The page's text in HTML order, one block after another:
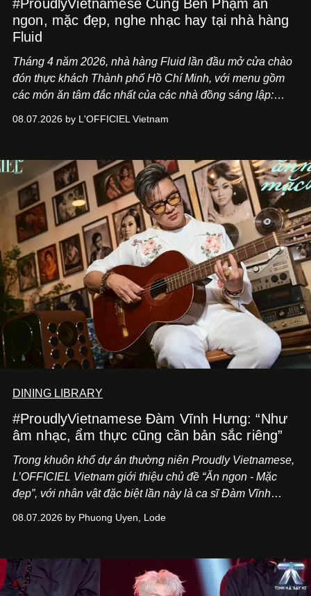
#ProudlyVietnamese Cùng Ben Phạm ăn
ngon, mặc đẹp, nghe nhạc hay tại nhà hàng
Fluid
Tháng 4 năm 2026, nhà hàng Fluid lần đầu mở cửa chào
đón thực khách Thành phố Hồ Chí Minh, với menu gồm
các món ăn tâm đắc nhất của các nhà đồng sáng lập:
món ăn đa dạng từ Á đến Âu nhanh chóng được yêu thích
mang đến niềm vui cho thực khách.
08.07.2026 by L'OFFICIEL Vietnam
DINING LIBRARY
#ProudlyVietnamese Đàm Vĩnh Hưng: “Như
âm nhạc, ẩm thực cũng cần bản sắc riêng”
Trong khuôn khổ dự án thường niên Proudly Vietnamese,
L’OFFICIEL Vietnam giới thiệu chủ đề “Ăn ngon - Mặc
đẹp”, với nhân vật đặc biệt lần này là ca sĩ Đàm Vĩnh
Cà Phê Cà Pháo mang dấu ấn Indochine hoài niệm, thu
08.07.2026 by Phuong Uyen, Lode